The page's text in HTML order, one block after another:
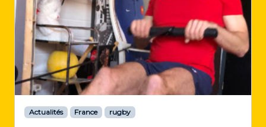
Actualités France rugby